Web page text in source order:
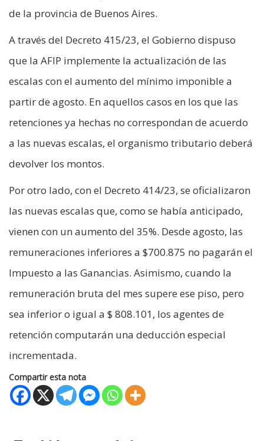
de la provincia de Buenos Aires.
A través del Decreto 415/23, el Gobierno dispuso
que la AFIP implemente la actualización de las
escalas con el aumento del mínimo imponible a
partir de agosto. En aquellos casos en los que las
retenciones ya hechas no correspondan de acuerdo
a las nuevas escalas, el organismo tributario deberá
devolver los montos.
Por otro lado, con el Decreto 414/23, se oficializaron
las nuevas escalas que, como se había anticipado,
vienen con un aumento del 35%. Desde agosto, las
remuneraciones inferiores a $700.875 no pagarán el
Impuesto a las Ganancias. Asimismo, cuando la
remuneración bruta del mes supere ese piso, pero
sea inferior o igual a $ 808.101, los agentes de
retención computarán una deducción especial
incrementada.
Compartir esta nota